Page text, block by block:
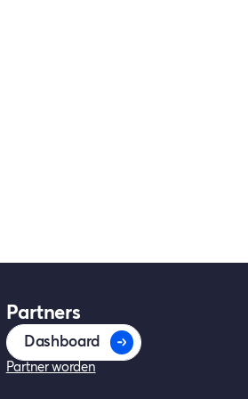
Partners
Dashboard
Partner worden